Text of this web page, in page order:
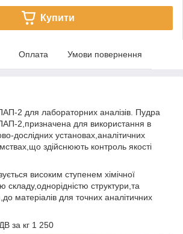
Купити
Оплата Умови повернення
2 для лабораторних аналізів. Пудра
2,призначена для використання в
дослідних установах,аналітичних
здійснюють контроль якості
високим ступенем хімічної
складу,однорідністю структури,та
матеріалів для точних аналітичних
за кг 1 250